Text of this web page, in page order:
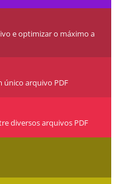
e optimizar o máximo a
único arquivo PDF
diversos arquivos PDF